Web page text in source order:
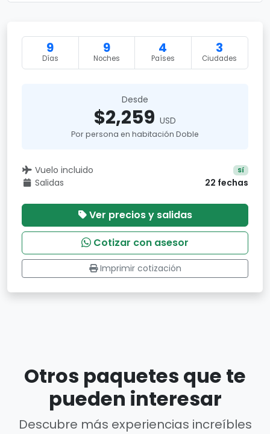
9
Días
9
Noches
4
Países
3
Ciudades
Desde
$2,259 USD
Por persona en habitación Doble
Vuelo incluido Sí
Salidas 22 fechas
Ver precios y salidas
Cotizar con asesor
Imprimir cotización
Otros paquetes que te
pueden interesar
Descubre más experiencias increíbles